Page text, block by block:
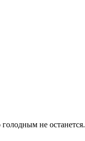
не останется.